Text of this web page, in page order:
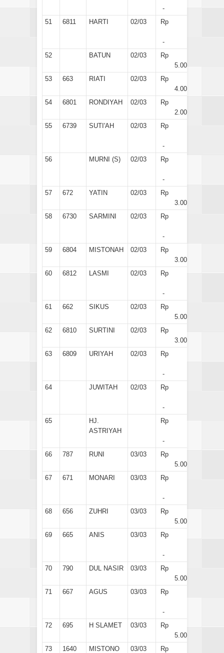
-
51
6811 HARTI 02/03 Rp
-
52
BATUN 02/03
Rp
5.000
53
663 RIATI 02/03
Rp
4.000
54
6801 RONDIYAH 02/03
Rp
2.000
55
6739 SUTI'AH 02/03 Rp
-
56
MURNI (S) 02/03 Rp
-
57
672 YATIN 02/03
Rp
3.000
58
6730 SARMINI 02/03 Rp
-
59
6804 MISTONAH 02/03
Rp
3.000
60
6812 LASMI 02/03 Rp
-
61
662 SIKUS 02/03
Rp
5.000
62
6810 SURTINI 02/03
Rp
3.000
63
6809 URIYAH 02/03 Rp
-
64
JUWITAH 02/03 Rp
-
65
HJ.
ASTRIYAH
Rp
-
66
787 RUNI 03/03
Rp
5.000
67
671 MONARI 03/03 Rp
-
68
656 ZUHRI 03/03
Rp
5.000
69
665 ANIS 03/03 Rp
-
70
790 DUL NASIR 03/03
Rp
5.000
71
667 AGUS 03/03 Rp
-
72
695 H SLAMET 03/03
Rp
5.000
73
1640
MISTONO
03/03 Rp